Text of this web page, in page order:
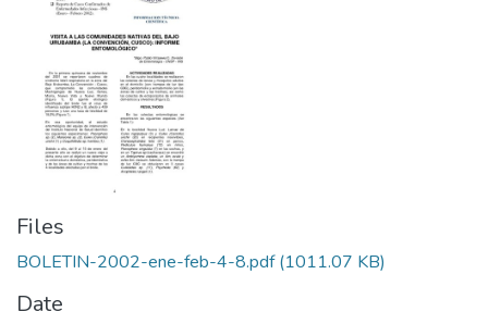
Files
BOLETIN-2002-ene-feb-4-8.pdf(1011.07 KB)
Date